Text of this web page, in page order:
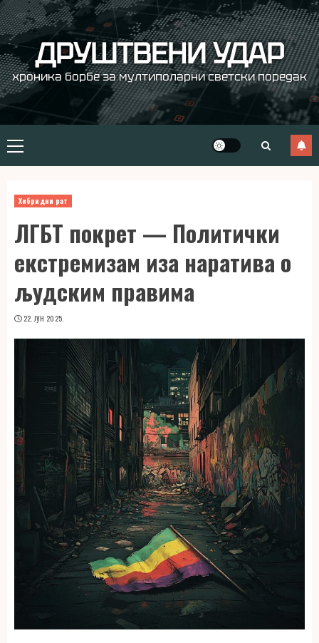
Skip
to
content ДРУШТВЕНИ УДАР
хроника борбе за мултиполарни светски поредак
Primary
Menu
Хибридни рат
ЛГБТ покрет — Политички
екстремизам иза наратива о
људским правима
22. ЈУН 2025.